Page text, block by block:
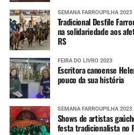
SEMANA FARROUPILHA 2023
Tradicional Desfile
na solidariedade aos
RS
FEIRA DO LIVRO 2023
Escritora canoense
pouco da sua história
SEMANA FARROUPILHA 2023
Shows de artistas
festa tradicionalista no